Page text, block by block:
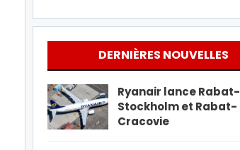
DERNIÈRES NOUVELLES
Ryanair lance Rabat-
Stockholm et Rabat-
Cracovie